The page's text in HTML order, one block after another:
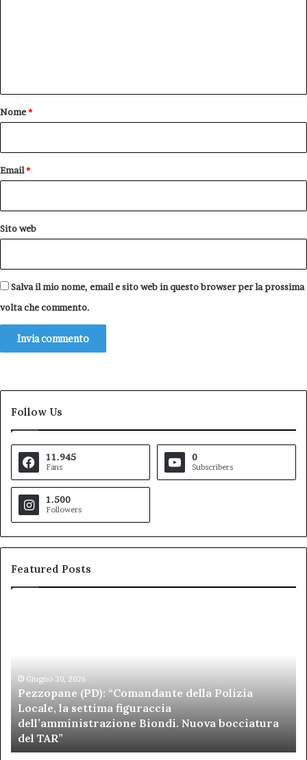
o
Nome*
Email*
Sito web
Salva il mio nome, email e sito web in questo browser per la prossima
volta che commento.
Follow Us
11.945
Fans
0
Subscribers
1.500
Followers
Featured Posts
Locale,
settima
figuraccia
dell’amministrazione
Biondi.
Giugno 30, 2026
Pezzopane (PD): “Comandante della Polizia
Locale, la settima figuraccia
dell’amministrazione Biondi. Nuova bocciatura
del TAR”